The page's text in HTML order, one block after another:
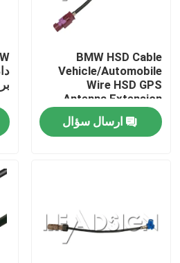
کنترل کیفیت
با ما تماس بگیرید
کانکتور HSD فکرا
BMW HSD Cable
Vehicle/Automobile
Wire HSD GPS
Antenna Extension
کابل های BMW HSD)ارسال سؤال